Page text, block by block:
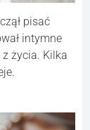
pisać
intymne
życia. Kilka